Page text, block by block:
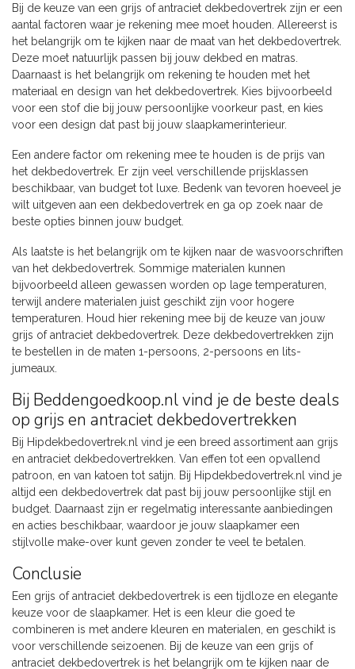
Bij de keuze van een grijs of antraciet dekbedovertrek zijn er een
aantal factoren waar je rekening mee moet houden. Allereerst is
het belangrijk om te kijken naar de maat van het dekbedovertrek.
Deze moet natuurlijk passen bij jouw dekbed en matras.
Daarnaast is het belangrijk om rekening te houden met het
materiaal en design van het dekbedovertrek. Kies bijvoorbeeld
voor een stof die bij jouw persoonlijke voorkeur past, en kies
voor een design dat past bij jouw slaapkamerinterieur.
Een andere factor om rekening mee te houden is de prijs van
het dekbedovertrek. Er zijn veel verschillende prijsklassen
beschikbaar, van budget tot luxe. Bedenk van tevoren hoeveel je
wilt uitgeven aan een dekbedovertrek en ga op zoek naar de
beste opties binnen jouw budget.
Als laatste is het belangrijk om te kijken naar de wasvoorschriften
van het dekbedovertrek. Sommige materialen kunnen
bijvoorbeeld alleen gewassen worden op lage temperaturen,
terwijl andere materialen juist geschikt zijn voor hogere
temperaturen. Houd hier rekening mee bij de keuze van jouw
grijs of antraciet dekbedovertrek. Deze dekbedovertrekken zijn
te bestellen in de maten 1-persoons, 2-persoons en lits-
jumeaux.
Bij Beddengoedkoop.nl vind je de beste deals
op grijs en antraciet dekbedovertrekken
Bij Hipdekbedovertrek.nl vind je een breed assortiment aan grijs
en antraciet dekbedovertrekken. Van effen tot een opvallend
patroon, en van katoen tot satijn. Bij Hipdekbedovertrek.nl vind je
altijd een dekbedovertrek dat past bij jouw persoonlijke stijl en
budget. Daarnaast zijn er regelmatig interessante aanbiedingen
en acties beschikbaar, waardoor je jouw slaapkamer een
stijlvolle make-over kunt geven zonder te veel te betalen.
Conclusie
Een grijs of antraciet dekbedovertrek is een tijdloze en elegante
keuze voor de slaapkamer. Het is een kleur die goed te
combineren is met andere kleuren en materialen, en geschikt is
voor verschillende seizoenen. Bij de keuze van een grijs of
antraciet dekbedovertrek is het belangrijk om te kijken naar de